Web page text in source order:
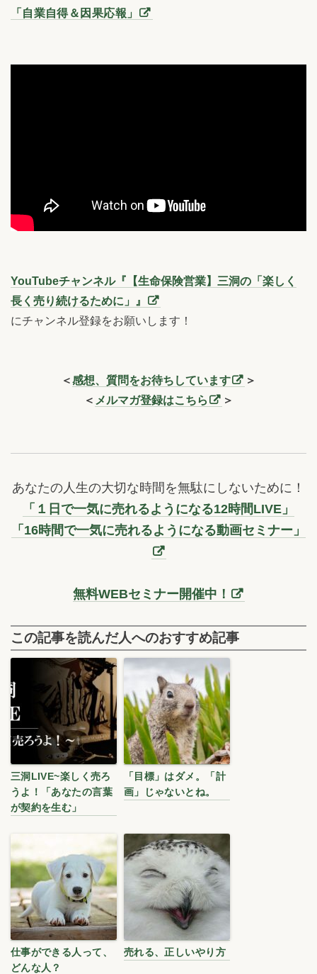
「自業自得＆因果応報」
YouTubeチャンネル『【生命保険営業】三洞の「楽しく
長く売り続けるために」』
にチャンネル登録をお願いします！
＜感想、質問をお待ちしています
＞
＜ メルマガ登録はこちら ＞
あなたの人生の大切な時間を無駄にしないために！
「１日で一気に売れるようになる12時間LIVE」
「16時間で一気に売れるようになる動画セミナー」
無料WEBセミナー開催中！
この記事を読んだ人へのおすすめ記事
三洞LIVE~楽しく売ろ
うよ！「あなたの言葉
が契約を生む」
「目標」はダメ。「計
画」じゃないとね。
仕事ができる人って、
どんな人？
売れる、正しいやり方